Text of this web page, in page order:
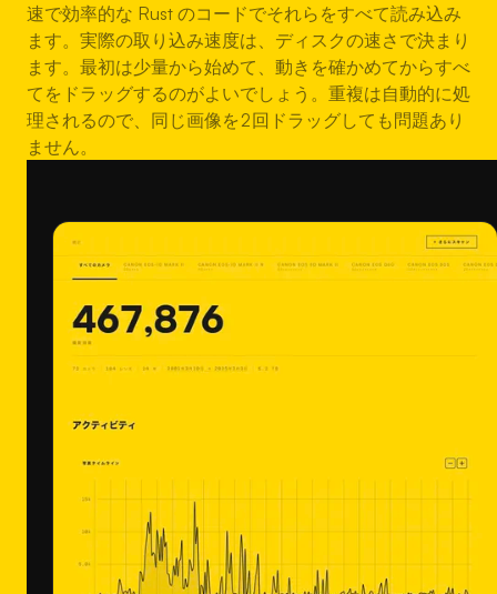
速で効率的な Rust のコードでそれらをすべて読み込み
ます。実際の取り込み速度は、ディスクの速さで決まり
ます。最初は少量から始めて、動きを確かめてからすべ
てをドラッグするのがよいでしょう。重複は自動的に処
理されるので、同じ画像を2回ドラッグしても問題あり
ません。